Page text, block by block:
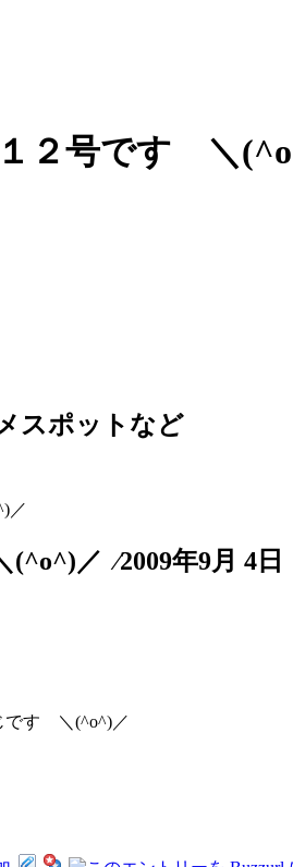
２号です ＼
スポットなど
／
／ ⁄2009年9月 4日
です ＼(^o^)／